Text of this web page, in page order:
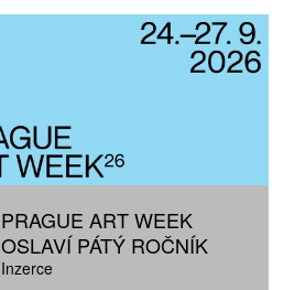
PRAGUE ART WEEK
OSLAVÍ PÁTÝ ROČNÍK
Inzerce